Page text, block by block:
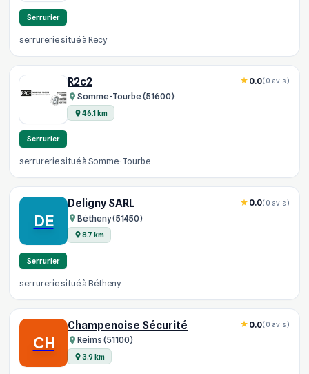
Serrurier
serrurerie situé à Recy
R2c2
Somme-Tourbe (51600)
46.1 km
0.0(0 avis)
Serrurier
serrurerie situé à Somme-Tourbe
DE
Deligny SARL
Bétheny (51450)
8.7 km
0.0(0 avis)
Serrurier
serrurerie situé à Bétheny
CH
Champenoise Sécurité
Reims (51100)
3.9 km
0.0(0 avis)